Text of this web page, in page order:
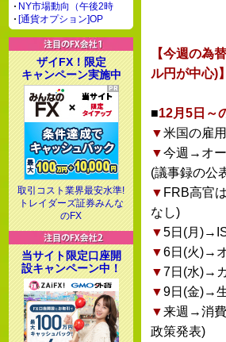
【今週の為
ル円が中心)】
■12月5日～
▼米国の雇
▼今週→オー
(議事録の公
▼ FRB高官
なし)
▼5日(月
▼6日(火)→
▼7日(水)→
▼9日(金)→
▼来週→消費
政策発表)
NY市場動向（午後2時
[通貨オプション]OP
ザイFX！限定
キャンペーン実施中
取引コスト業界最安水準!
トレイダーズ証券みんな
のFX
当サイト限定口座開
設キャンペーン中！